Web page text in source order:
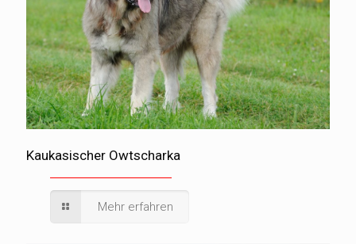
Kaukasischer Owtscharka
Mehr erfahren